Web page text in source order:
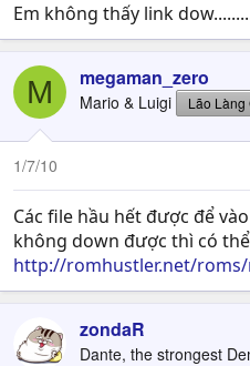
Em không thấy link
M megaman_zero
Mario & Luigi Lão Làng
1/7/10
Các file hầu hết được để
không down được thì có
http://romhustler.net/roms/
zondaR
Dante, the strongest